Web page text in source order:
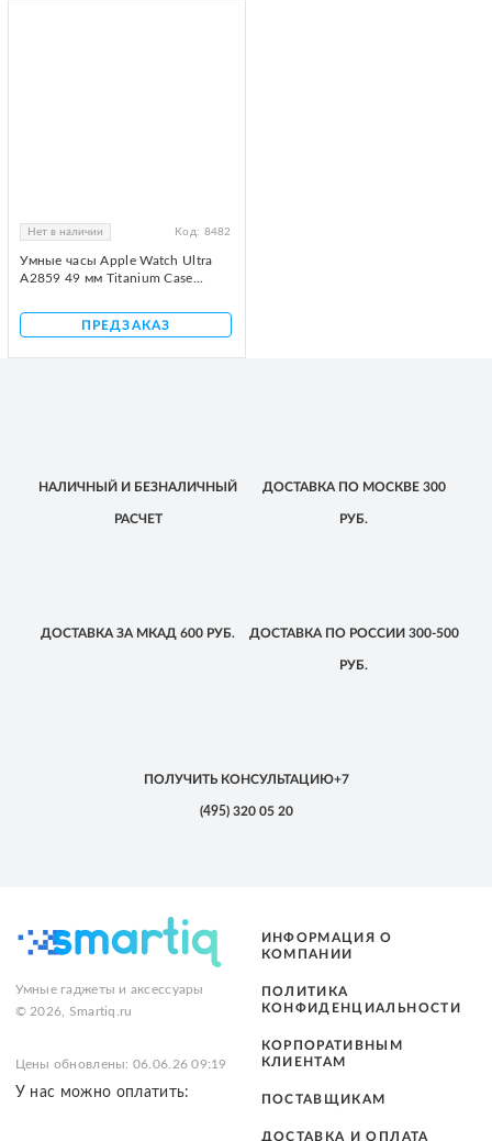
Нет в наличии Код: 8482
Умные часы Apple Watch Ultra
A2859 49 мм Titanium Case...
ПРЕДЗАКАЗ
НАЛИЧНЫЙ И БЕЗНАЛИЧНЫЙ
РАСЧЕТ
ДОСТАВКАПО МОСКВЕ300
РУБ.
ДОСТАВКА ЗА МКАД 600 РУБ. ДОСТАВКАПО РОССИИ 300-500
РУБ.
ПОЛУЧИТЬ КОНСУЛЬТАЦИЮ+7
(495)320 05 20
Умные гаджеты и аксессуары
© 2026, Smartiq.ru
Цены обновлены: 06.06.26 09:19
У нас можно оплатить:
ИНФОРМАЦИЯ О
КОМПАНИИ
ПОЛИТИКА
КОНФИДЕНЦИАЛЬНОСТИ
КОРПОРАТИВНЫМ
КЛИЕНТАМ
ПОСТАВЩИКАМ
ДОСТАВКА И ОПЛАТА